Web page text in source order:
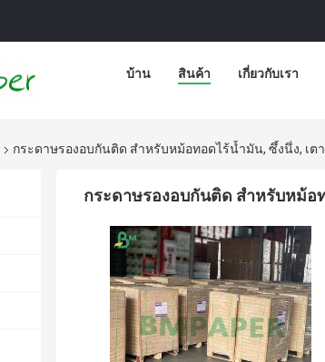
บ้าน สินค้า เกี่ยวกับเรา
กระดาษรองอบกันติด สำหรับหม้อทอดไร้น้ำมัน, ซึ้งนึ่ง, เ
กระดาษรองอบกันติด สำหรับหม้อ